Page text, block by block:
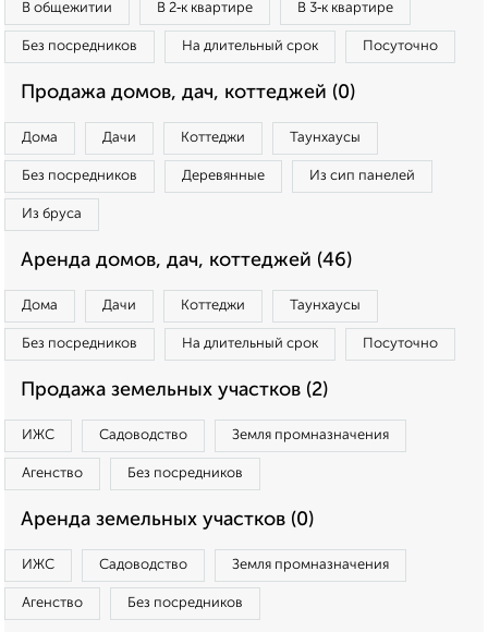
В общежитии В 2‑к квартире В 3‑к квартире
Без посредников На длительный срок Посуточно
Продажа домов, дач, коттеджей (0)
Дома Дачи Коттеджи Таунхаусы
Без посредников Деревянные Из сип панелей
Из бруса
Аренда домов, дач, коттеджей (46)
Дома Дачи Коттеджи Таунхаусы
Без посредников На длительный срок Посуточно
Продажа земельных участков (2)
ИЖС Садоводство Земля промназначения
Агенство Без посредников
Аренда земельных участков (0)
ИЖС Садоводство Земля промназначения
Агенство Без посредников